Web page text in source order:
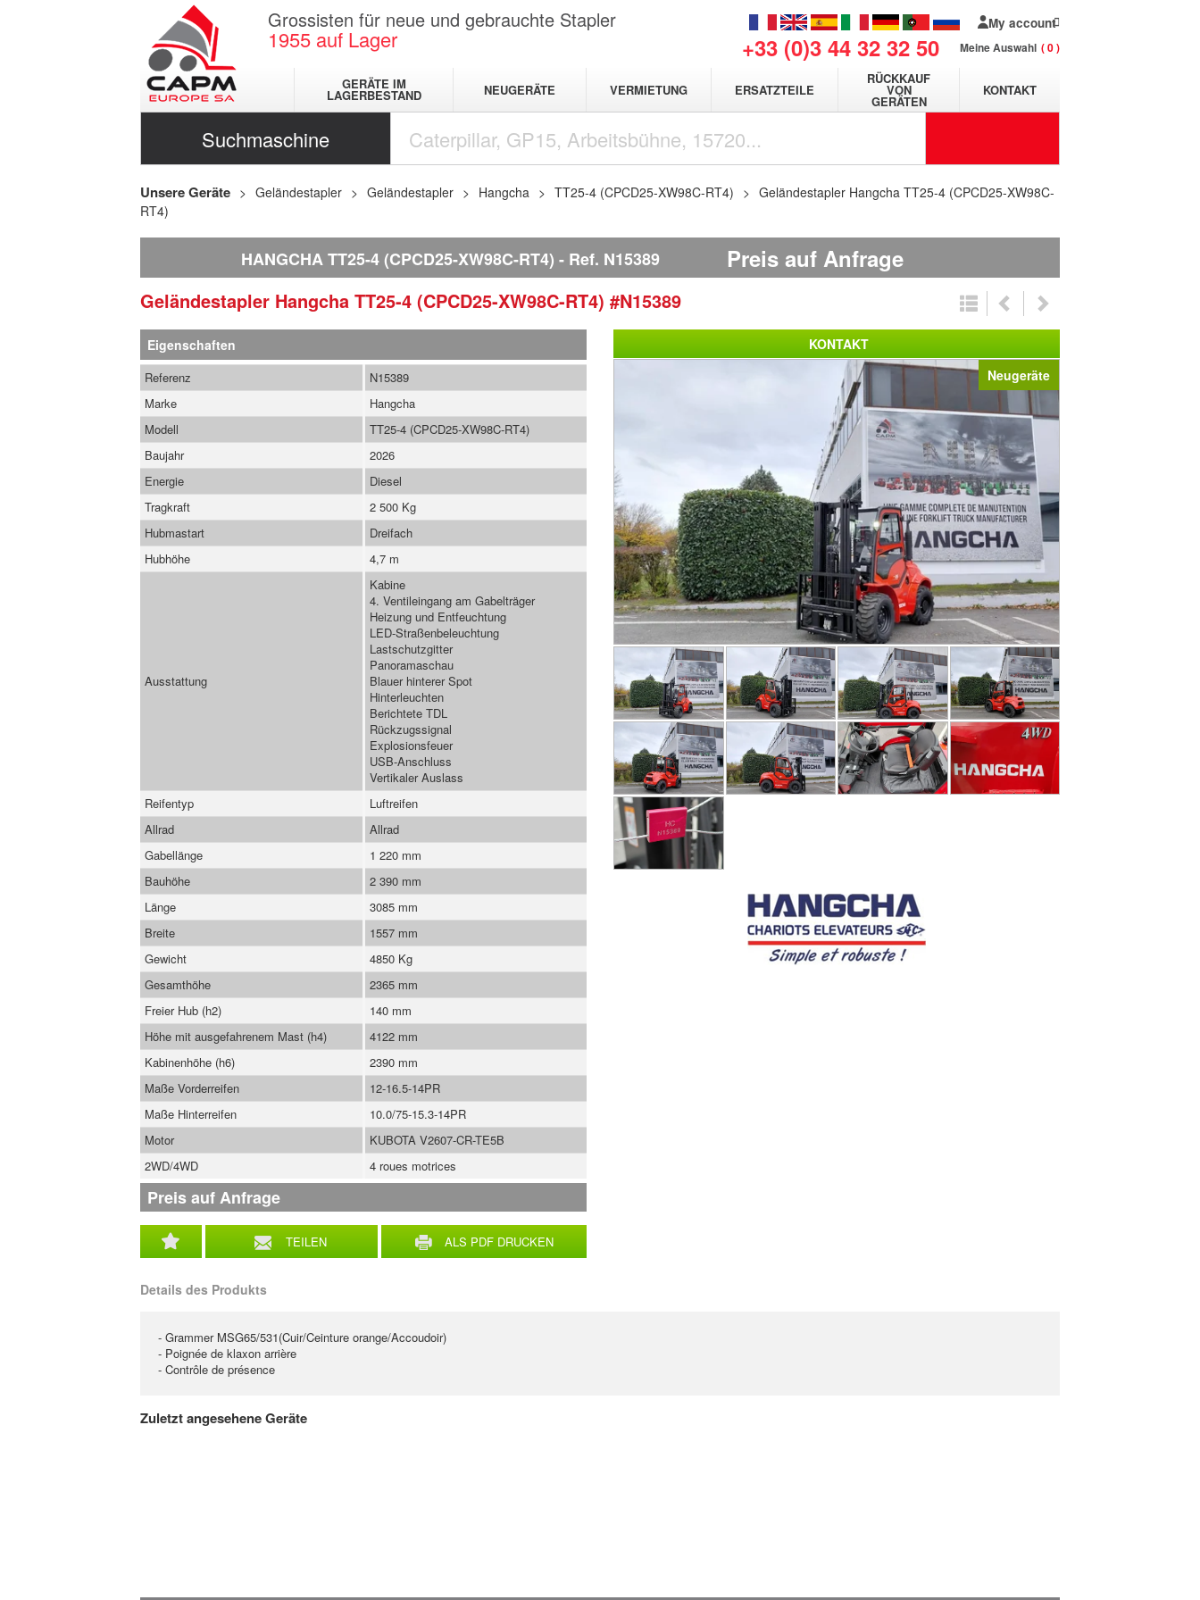
Grossisten für neue und gebrauchte Stapler
1955 auf Lager +33 (0)3 44 32 32 50
My account
Meine Auswahl 0
GERÄTE IM
LAGERBESTAND NEUGERÄTE VERMIETUNG ERSATZTEILE
RÜCKKAUF
VON
GERÄTEN
KONTAKT
Suchmaschine
Unsere Geräte Geländestapler Geländestapler Hangcha TT25-4 (CPCD25-XW98C-RT4)
Geländestapler Hangcha TT25-4 (CPCD25-XW98C-
RT4)
HANGCHA TT25-4 (CPCD25-XW98C-RT4) Ref. N15389 Preis auf Anfrage
Geländestapler Hangcha TT25-4 (CPCD25-XW98C-RT4) #N15389
Neugeräte
Eigenschaften
TEILEN ALS PDF DRUCKEN
Referenz
N15389
Marke
Hangcha
Modell
TT25-4 (CPCD25-XW98C-RT4)
Baujahr
2026
Energie
Diesel
Tragkraft
2 500 Kg
Hubmastart
Dreifach
Hubhöhe
4,7 m
Ausstattung
Kabine
4. Ventileingang am Gabelträger
Heizung und Entfeuchtung
LED-Straßenbeleuchtung
Lastschutzgitter
Panoramaschau
Blauer hinterer Spot
Hinterleuchten
Berichtete TDL
Rückzugssignal
Explosionsfeuer
USB-Anschluss
Vertikaler Auslass
Reifentyp
Luftreifen
Allrad
Allrad
Gabellänge
1 220 mm
Bauhöhe
2 390 mm
Länge
3085 mm
Breite
1557 mm
Gewicht
4850 Kg
Gesamthöhe
2365 mm
Freier Hub (h2)
140 mm
Höhe mit ausgefahrenem Mast (h4)
4122 mm
Kabinenhöhe (h6)
2390 mm
Maße Vorderreifen
12-16.5-14PR
Maße Hinterreifen
10.0/75-15.3-14PR
Motor
KUBOTA V2607-CR-TE5B
2WD/4WD
4 roues motrices
Preis auf Anfrage
Details des Produkts
- Grammer MSG65/531(Cuir/Ceinture orange/Accoudoir)
- Poignée de klaxon arrière
- Contrôle de présence
KONTAKT
Zuletzt angesehene Geräte